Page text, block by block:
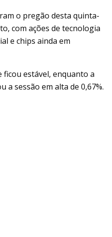
o pregão desta quinta-
com ações de tecnologia
e chips ainda em
ficou estável, enquanto a
a sessão em alta de 0,67%.